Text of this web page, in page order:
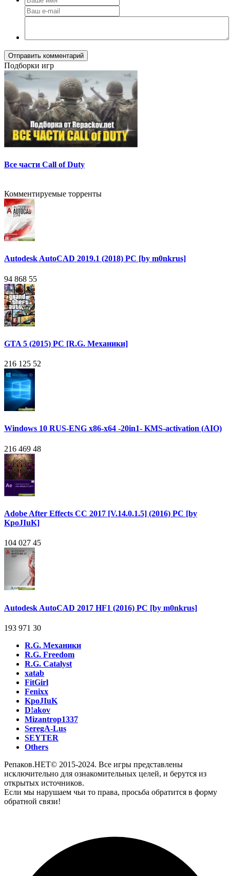
Отправить комментарий
Подборки игр
Все части Call of Duty
Комментируемые торренты
Autodesk AutoCAD 2019.1 (2018) PC [by m0nkrus]
94 868 55
GTA 5 (2015) PC [R.G. Механики]
216 125 52
Windows 10 RUS-ENG x86-x64 -20in1- KMS-activation (AIO)
216 469 48
Adobe After Effects CC 2017 [V.14.0.1.5] (2016) PC [by
KpoJIuK]
104 027 45
Autodesk AutoCAD 2017 HF1 (2016) PC [by m0nkrus]
193 971 30
R.G. Механики
R.G. Freedom
R.G. Catalyst
xatab
FitGirl
Fenixx
KpoJIuK
D!akov
Mizantrop1337
SeregA-Lus
SEYTER
Others
Репаков.НЕТ© 2015-2024. Все игры представлены
исключительно для ознакомительных целей, и берутся из
открытых источников.
Если мы нарушаем чьи то права, просьба обратится в форму
обратной связи!